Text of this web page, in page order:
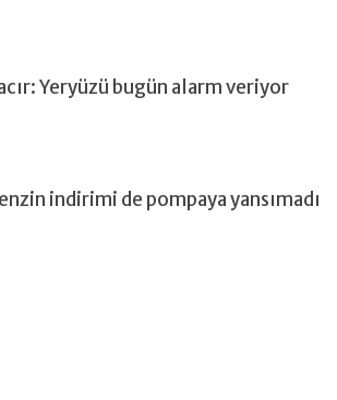
Yeryüzü bugün alarm veriyor
indirimi de pompaya yansımadı